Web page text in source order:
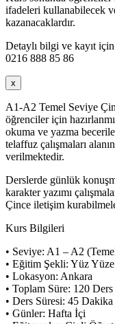
ifadeleri kullanabilecek
kazanacaklardır.
Detaylı bilgi ve kayıt
0216 888 85 86
x
A1-A2 Temel Seviye
öğrenciler için
okuma ve yazma
telaffuz çalışmaları
verilmektedir.
Derslerde günlük
karakter yazımı
Çince iletişim
Kurs Bilgileri
• Seviye: A1 – A2
• Eğitim Şekli: Yüz
• Lokasyon: Ankara
• Toplam Süre: 120
• Ders Süresi: 45 Dakika
• Günler: Hafta İçi